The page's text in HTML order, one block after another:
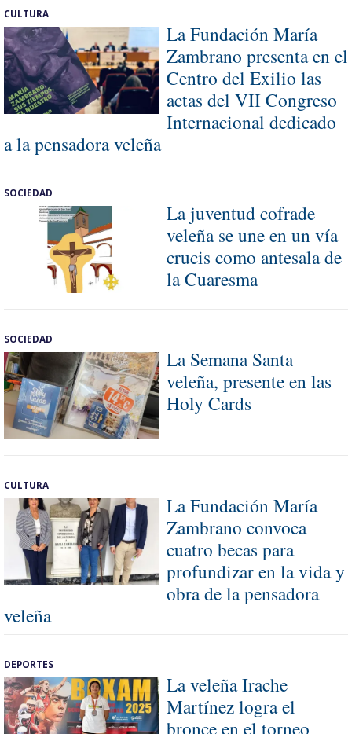
CULTURA
La Fundación María
Zambrano presenta en el
Centro del Exilio las
actas del VII Congreso
Internacional dedicado
a la pensadora veleña
SOCIEDAD
La juventud cofrade
veleña se une en un vía
crucis como antesala de
la Cuaresma
SOCIEDAD
La Semana Santa
veleña, presente en las
Holy Cards
CULTURA
La Fundación María
Zambrano convoca
cuatro becas para
profundizar en la vida y
obra de la pensadora
veleña
DEPORTES
La veleña Irache
Martínez logra el
bronce en el torneo